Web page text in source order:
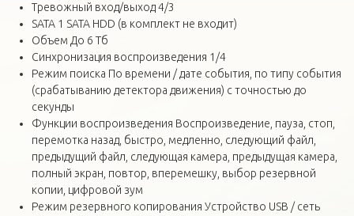
Тревожный вход/выход 4/3
SATA 1 SATA HDD (в комплект не входит)
Объем До 6 Тб
Синхронизация воспроизведения 1/4
Режим поиска По времени / дате события, по типу события
(срабатыванию детектора движения) с точностью до
секунды
Функции воспроизведения Воспроизведение, пауза, стоп,
перемотка назад, быстро, медленно, следующий файл,
предыдущий файл, следующая камера, предыдущая камера,
полный экран, повтор, вперемешку, выбор резервной
копии, цифровой зум
Режим резервного копирования Устройство USB / сеть